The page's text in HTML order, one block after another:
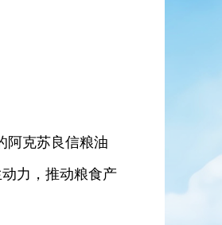
阿克苏良信粮油
力，推动粮食产